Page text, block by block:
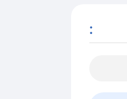
: